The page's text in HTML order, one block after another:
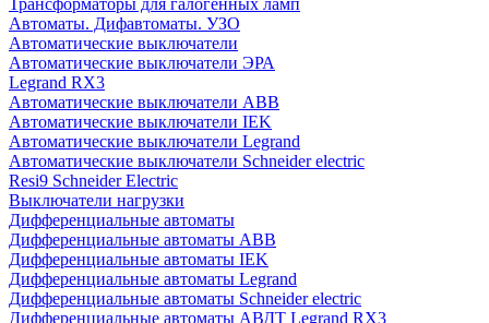
Автоматы. Дифавтоматы. УЗО
Автоматические выключатели
Автоматические выключатели ЭРА
Legrand RX3
Автоматические выключатели ABB
Автоматические выключатели IEK
Автоматические выключатели Legrand
Автоматические выключатели Schneider electric
Resi9 Schneider Electric
Выключатели нагрузки
Дифференциальные автоматы
Дифференциальные автоматы ABB
Дифференциальные автоматы IEK
Дифференциальные автоматы Legrand
Дифференциальные автоматы Schneider electric
Дифференциальные автоматы АВДТ Legrand RX3